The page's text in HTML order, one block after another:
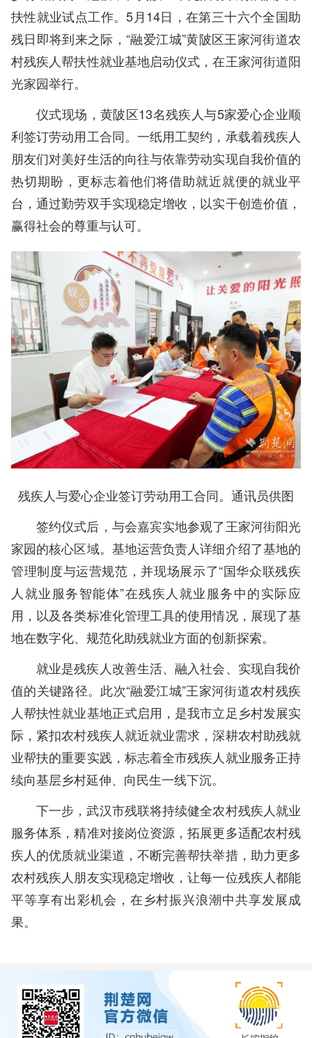
扶性就业试点工作。5月14日，在第三十六个全国助
残日即将到来之际，“融爱江城”黄陂区王家河街道农
村残疾人帮扶性就业基地启动仪式，在王家河街道阳
光家园举行。
仪式现场，黄陂区13名残疾人与5家爱心企业顺
利签订劳动用工合同。一纸用工契约，承载着残疾人
朋友们对美好生活的向往与依靠劳动实现自我价值的
热切期盼，更标志着他们将借助就近就便的就业平
台，通过勤劳双手实现稳定增收，以实干创造价值，
赢得社会的尊重与认可。
残疾人与爱心企业签订劳动用工合同。通讯员供图
签约仪式后，与会嘉宾实地参观了王家河街阳光
家园的核心区域。基地运营负责人详细介绍了基地的
管理制度与运营规范，并现场展示了“国华众联残疾
人就业服务智能体”在残疾人就业服务中的实际应
用，以及各类标准化管理工具的使用情况，展现了基
地在数字化、规范化助残就业方面的创新探索。
就业是残疾人改善生活、融入社会、实现自我价
值的关键路径。此次“融爱江城”王家河街道农村残疾
人帮扶性就业基地正式启用，是我市立足乡村发展实
际，紧扣农村残疾人就近就业需求，深耕农村助残就
业帮扶的重要实践，标志着全市残疾人就业服务正持
续向基层乡村延伸、向民生一线下沉。
下一步，武汉市残联将持续健全农村残疾人就业
服务体系，精准对接岗位资源，拓展更多适配农村残
疾人的优质就业渠道，不断完善帮扶举措，助力更多
农村残疾人朋友实现稳定增收，让每一位残疾人都能
平等享有出彩机会，在乡村振兴浪潮中共享发展成
果。